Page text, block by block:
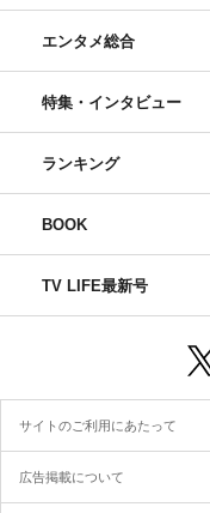
エンタメ総合
特集・インタビュー
ランキング
BOOK
TV LIFE最新号
サイトのご利用にあたって
広告掲載について